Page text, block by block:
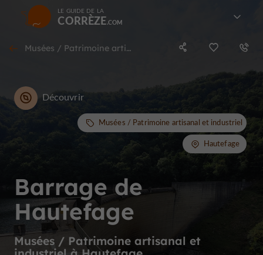
LE GUIDE DE LA
CORRÈZE
Musées / Patrimoine artisanal et industriel à Hautefage
Barrage de
Hautefage
Musées / Patrimoine artisanal et
Découvrir
Musées / Patrimoine artisanal et industriel
Hautefage